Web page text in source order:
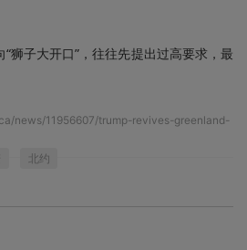
狮子大开口”，往往先提出过高要求，最
news/11956607/trump-revives-greenland-
北约